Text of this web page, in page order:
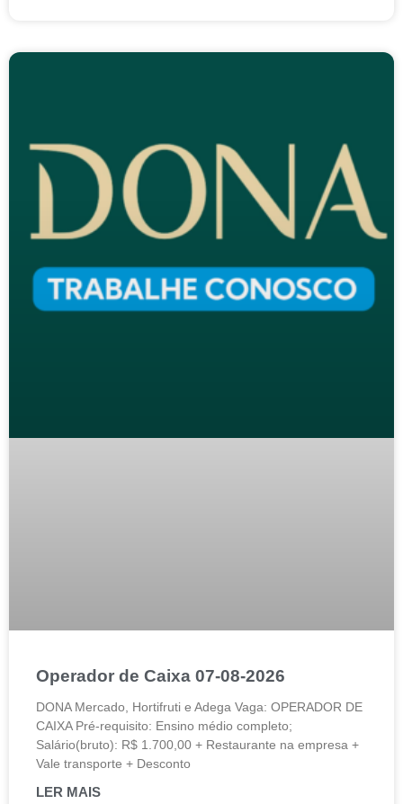
Operador de Caixa 07-08-2026
DONA Mercado, Hortifruti e Adega Vaga: OPERADOR DE
CAIXA Pré-requisito: Ensino médio completo;
Salário(bruto): R$ 1.700,00 + Restaurante na empresa +
Vale transporte + Desconto
LER MAIS